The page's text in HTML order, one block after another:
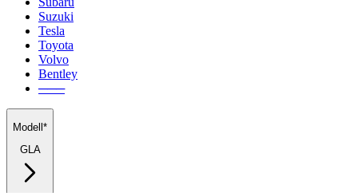
Suzuki
Tesla
Toyota
Volvo
Bentley
───
Modell*
GLA